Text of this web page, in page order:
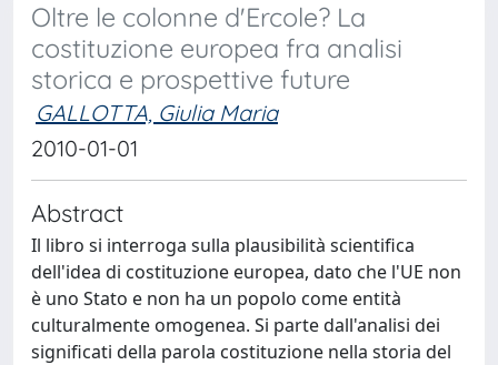
Oltre le colonne d'Ercole? La
costituzione europea fra analisi
storica e prospettive future
GALLOTTA, Giulia Maria
2010-01-01
Abstract
Il libro si interroga sulla plausibilità scientifica
dell'idea di costituzione europea, dato che l'UE non
è uno Stato e non ha un popolo come entità
culturalmente omogenea. Si parte dall'analisi dei
significati della parola costituzione nella storia del